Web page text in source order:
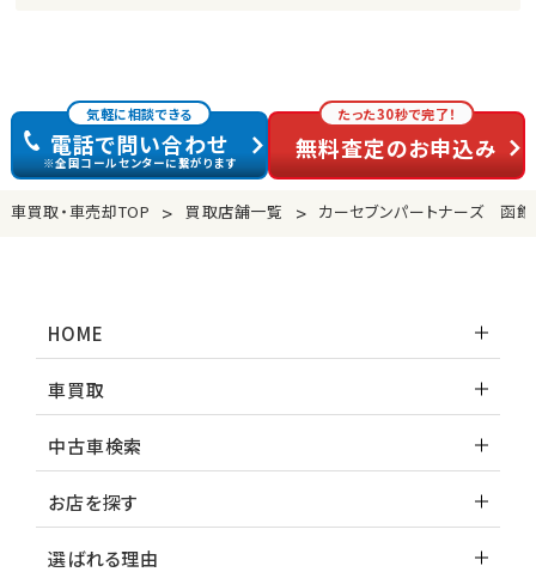
気軽に相談できる
電話で問い合わせ
※全国コールセンターに繋がります
たった30秒で完了！
無料査定のお申込み
車買取・車売却TOP > 買取店舗一覧 > カーセブンパートナーズ 函
HOME
車買取
中古車検索
お店を探す
選ばれる理由